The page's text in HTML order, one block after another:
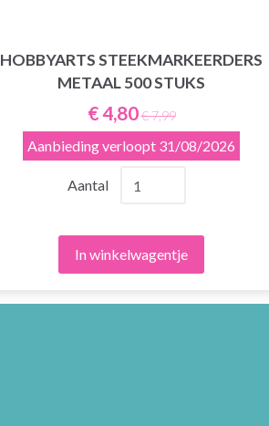
HOBBYARTS STEEKMARKEERDERS
METAAL 500 STUKS
€ 4,80€ 7,99
Aanbieding verloopt 31/08/2026
Aantal
In winkelwagentje